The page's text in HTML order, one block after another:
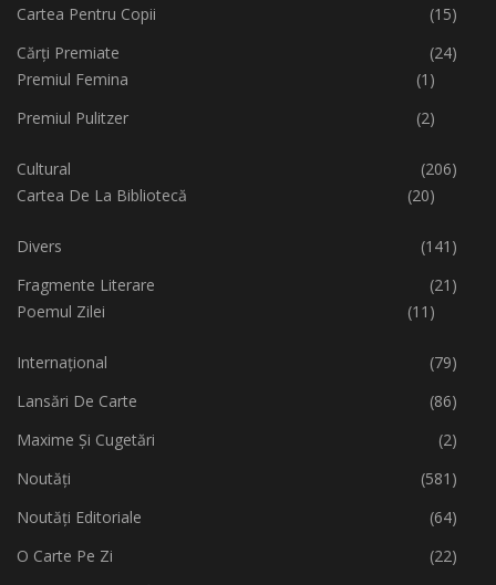
Cartea Pentru Copii
(15)
Cărți Premiate
(24)
Premiul Femina
(1)
Premiul Pulitzer
(2)
Cultural
(206)
Cartea De La Bibliotecă
(20)
Divers
(141)
Fragmente Literare
(21)
Poemul Zilei
(11)
Internațional
(79)
Lansări De Carte
(86)
Maxime Și Cugetări
(2)
Noutăți
(581)
Noutăți Editoriale
(64)
O Carte Pe Zi
(22)